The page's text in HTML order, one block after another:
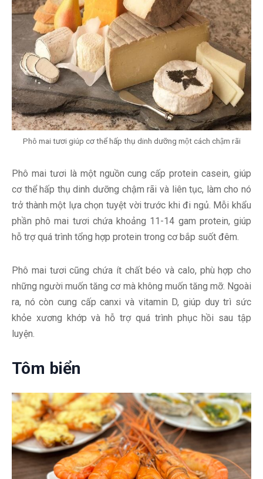
Phô mai tươi giúp cơ thể hấp thụ dinh dưỡng một cách chậm rãi
Phô mai tươi là một nguồn cung cấp protein casein, giúp
cơ thể hấp thụ dinh dưỡng chậm rãi và liên tục, làm cho nó
trở thành một lựa chọn tuyệt vời trước khi đi ngủ. Mỗi khẩu
phần phô mai tươi chứa khoảng 11-14 gam protein, giúp
hỗ trợ quá trình tổng hợp protein trong cơ bắp suốt đêm.
Phô mai tươi cũng chứa ít chất béo và calo, phù hợp cho
những người muốn tăng cơ mà không muốn tăng mỡ. Ngoài
ra, nó còn cung cấp canxi và vitamin D, giúp duy trì sức
khỏe xương khớp và hỗ trợ quá trình phục hồi sau tập
luyện.
Tôm biển